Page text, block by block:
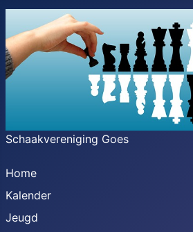
Schaakvereniging Goes
Home
Kalender
Jeugd